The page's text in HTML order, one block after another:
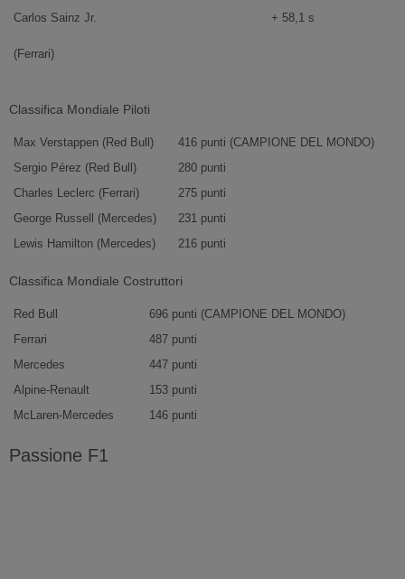
Carlos Sainz Jr.
(Ferrari)
+ 58,1 s
Classifica Mondiale Piloti
Max Verstappen (Red Bull)
416 punti (CAMPIONE DEL MONDO)
Sergio Pérez (Red Bull)
280 punti
Charles Leclerc (Ferrari)
275 punti
George Russell (Mercedes)
231 punti
Lewis Hamilton (Mercedes)
216 punti
Classifica Mondiale Costruttori
Red Bull
696 punti (CAMPIONE DEL MONDO)
Ferrari
487 punti
Mercedes
447 punti
Alpine-Renault
153 punti
McLaren-Mercedes
146 punti
Passione F1